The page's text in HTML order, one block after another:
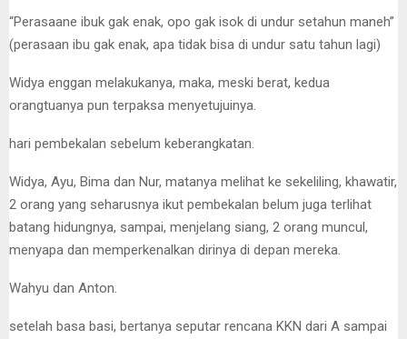
“Perasaane ibuk gak enak, opo gak isok di undur setahun maneh”
(perasaan ibu gak enak, apa tidak bisa di undur satu tahun lagi)
Widya enggan melakukanya, maka, meski berat, kedua
orangtuanya pun terpaksa menyetujuinya.
hari pembekalan sebelum keberangkatan.
Widya, Ayu, Bima dan Nur, matanya melihat ke sekeliling, khawatir,
2 orang yang seharusnya ikut pembekalan belum juga terlihat
batang hidungnya, sampai, menjelang siang, 2 orang muncul,
menyapa dan memperkenalkan dirinya di depan mereka.
Wahyu dan Anton.
setelah basa basi, bertanya seputar rencana KKN dari A sampai